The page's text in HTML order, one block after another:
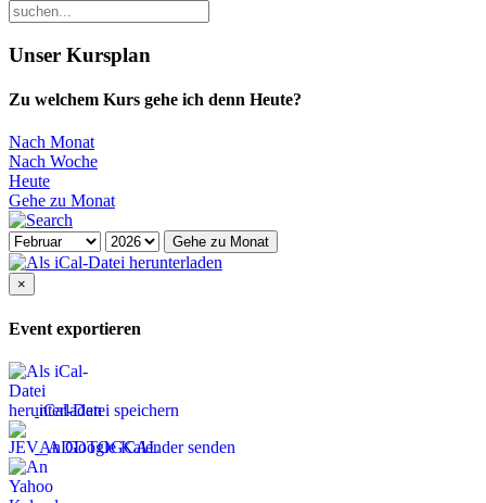
Unser Kursplan
Zu welchem Kurs gehe ich denn Heute?
Nach Monat
Nach Woche
Heute
Gehe zu Monat
Gehe zu Monat
×
Event exportieren
iCal-Datei speichern
An Google Kalender senden